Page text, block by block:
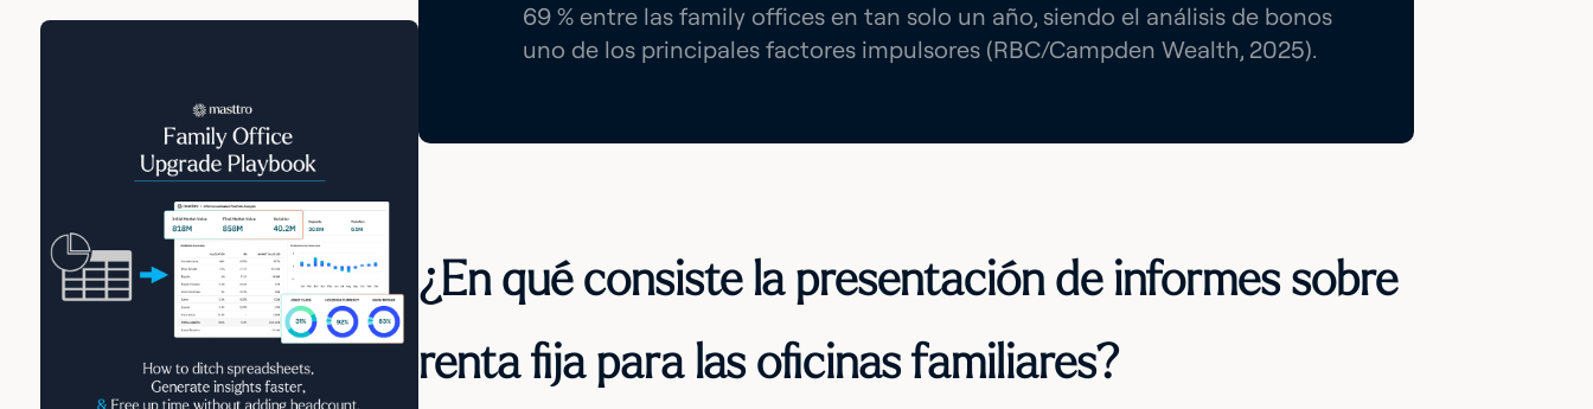
69 % entre las family offices en tan solo un año, siendo el análisis de bonos
uno de los principales factores impulsores (RBC/Campden Wealth, 2025).
¿En qué consiste la presentación de informes sobre
renta fija para las oficinas familiares?